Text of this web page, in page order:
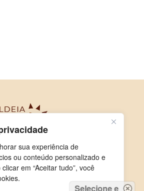
sua experiência de
ou conteúdo personalizado e
em “Aceitar tudo”, você
Selecione e